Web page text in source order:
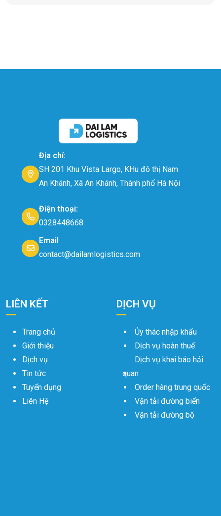
Địa chỉ:
SH 201 Khu Vista Largo, KHu đô thị Nam
An Khánh, Xã An Khánh, Thành phố Hà Nội
Điện thoại:
0328448668
Email
contact@dailamlogistics.com
LIÊN KẾT
Trang chủ
Giới thiệu
Dịch vụ
Tin tức
Tuyển dụng
Liên Hệ
DỊCH VỤ
Ủy thác nhập khẩu
Dịch vụ hoàn thuế
Dịch vụ khai báo hải
quan
Order hàng trung quốc
Vận tải đường biển
Vận tải đường bộ